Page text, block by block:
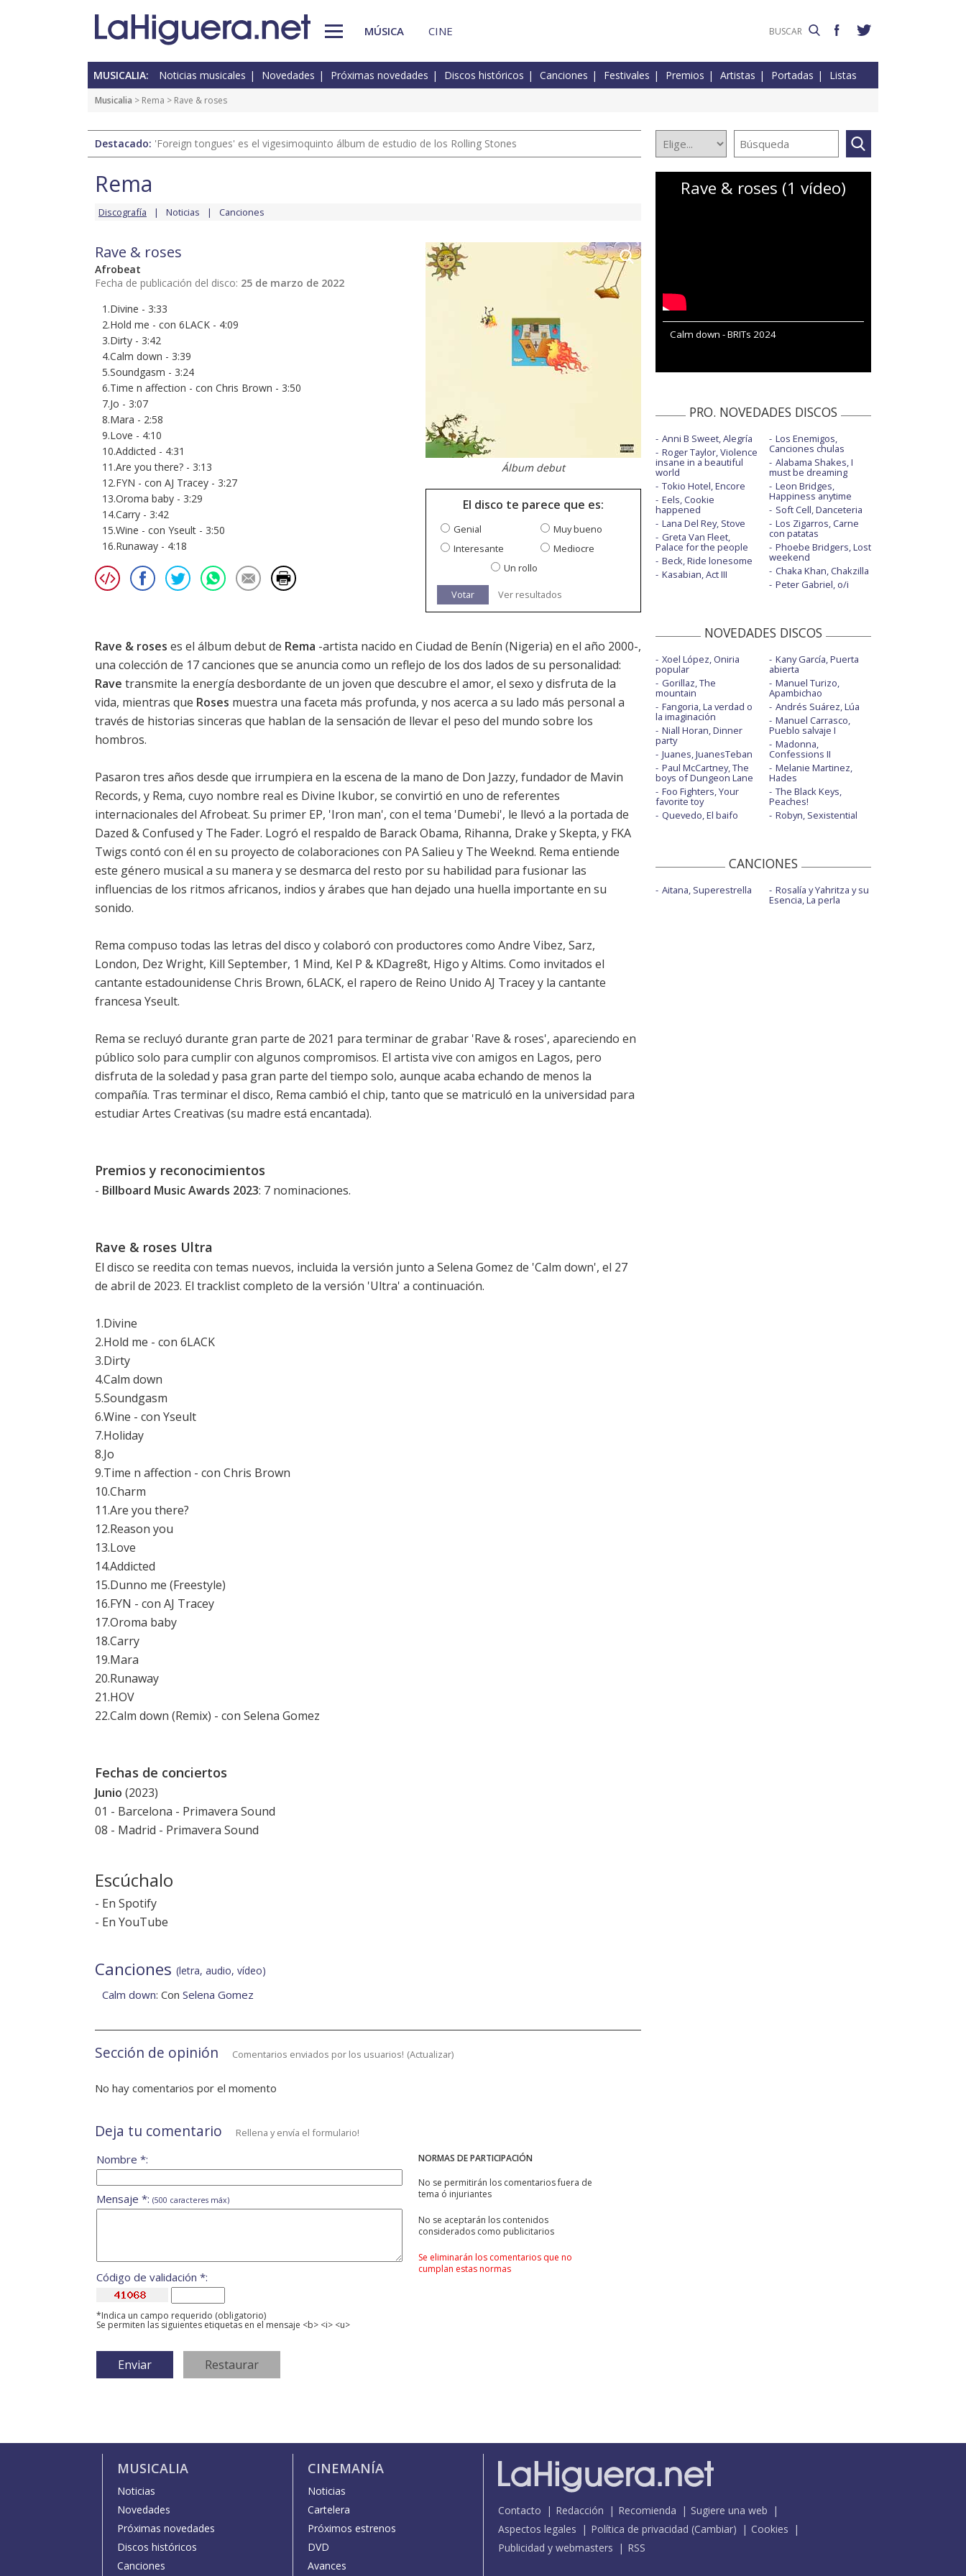
MÚSICA CINE
MUSICALIA: Noticias musicales Novedades Próximas novedades Discos históricos Canciones Festivales Premios Artistas Portadas Listas
Musicalia > Rema > Rave & roses
Destacado: 'Foreign tongues' es el vigesimoquinto álbum de estudio de los Rolling Stones
Rema
Discografía Noticias Canciones
Rave & roses
Afrobeat
Fecha de publicación del disco: 25 de marzo de 2022
1.Divine - 3:33
2.Hold me - con 6LACK - 4:09
3.Dirty - 3:42
4.Calm down - 3:39
5.Soundgasm - 3:24
6.Time n affection - con Chris Brown - 3:50
7.Jo - 3:07
8.Mara - 2:58
9.Love - 4:10
10.Addicted - 4:31
11.Are you there? - 3:13
12.FYN - con AJ Tracey - 3:27
13.Oroma baby - 3:29
14.Carry - 3:42
15.Wine - con Yseult - 3:50
16.Runaway - 4:18
Álbum debut
El disco te parece que es:
Genial
Muy bueno
Interesante
Mediocre
Un rollo
Votar Ver resultados
Rave & roses es el álbum debut de Rema -artista nacido en Ciudad de Benín (Nigeria) en el año 2000-,
una colección de 17 canciones que se anuncia como un reflejo de los dos lados de su personalidad:
Rave transmite la energía desbordante de un joven que descubre el amor, el sexo y disfruta de la
vida, mientras que Roses muestra una faceta más profunda, y nos acerca a su lado más personal a
través de historias sinceras que hablan de la sensación de llevar el peso del mundo sobre los
hombros.
Pasaron tres años desde que irrumpiera en la escena de la mano de Don Jazzy, fundador de Mavin
Records, y Rema, cuyo nombre real es Divine Ikubor, se convirtió en uno de referentes
internacionales del Afrobeat. Su primer EP, 'Iron man', con el tema 'Dumebi', le llevó a la portada de
Dazed & Confused y The Fader. Logró el respaldo de Barack Obama, Rihanna, Drake y Skepta, y FKA
Twigs contó con él en su proyecto de colaboraciones con PA Salieu y The Weeknd. Rema entiende
este género musical a su manera y se desmarca del resto por su habilidad para fusionar las
influencias de los ritmos africanos, indios y árabes que han dejado una huella importante en su
sonido.
Rema compuso todas las letras del disco y colaboró con productores como Andre Vibez, Sarz,
London, Dez Wright, Kill September, 1 Mind, Kel P & KDagre8t, Higo y Altims. Como invitados el
cantante estadounidense Chris Brown, 6LACK, el rapero de Reino Unido AJ Tracey y la cantante
francesa Yseult.
Rema se recluyó durante gran parte de 2021 para terminar de grabar 'Rave & roses', apareciendo en
público solo para cumplir con algunos compromisos. El artista vive con amigos en Lagos, pero
disfruta de la soledad y pasa gran parte del tiempo solo, aunque acaba echando de menos la
compañía. Tras terminar el disco, Rema cambió el chip, tanto que se matriculó en la universidad para
estudiar Artes Creativas (su madre está encantada).
Premios y reconocimientos
- Billboard Music Awards 2023: 7 nominaciones.
Rave & roses Ultra
El disco se reedita con temas nuevos, incluida la versión junto a Selena Gomez de 'Calm down', el 27
de abril de 2023. El tracklist completo de la versión 'Ultra' a continuación.
1.Divine
2.Hold me - con 6LACK
3.Dirty
4.Calm down
5.Soundgasm
6.Wine - con Yseult
7.Holiday
8.Jo
9.Time n affection - con Chris Brown
10.Charm
11.Are you there?
12.Reason you
13.Love
14.Addicted
15.Dunno me (Freestyle)
16.FYN - con AJ Tracey
17.Oroma baby
18.Carry
19.Mara
20.Runaway
21.HOV
22.Calm down (Remix) - con Selena Gomez
Fechas de conciertos
Junio (2023)
01 - Barcelona - Primavera Sound
08 - Madrid - Primavera Sound
Escúchalo
- En Spotify
- En YouTube
Canciones (letra, audio, vídeo)
Calm down: Con Selena Gomez
Sección de opinión Comentarios enviados por los usuarios! (Actualizar)
No hay comentarios por el momento
Deja tu comentario Rellena y envía el formulario!
NORMAS DE PARTICIPACIÓN
No se permitirán los comentarios fuera de
tema ó injuriantes
No se aceptarán los contenidos
considerados como publicitarios
Se eliminarán los comentarios que no
cumplan estas normas
Nombre *:
Mensaje *: (500 caracteres máx)
Código de validación *:
*Indica un campo requerido (obligatorio)
Se permiten las siguientes etiquetas en el mensaje <b> <i> <u>
Rave & roses (1 vídeo)
Calm down - BRITs 2024
PRO. NOVEDADES DISCOS
Anni B Sweet, Alegría
Roger Taylor, Violence
insane in a beautiful
world
Tokio Hotel, Encore
Eels, Cookie
happened
Lana Del Rey, Stove
Greta Van Fleet,
Palace for the people
Beck, Ride lonesome
Kasabian, Act III
Los Enemigos,
Canciones chulas
Alabama Shakes, I
must be dreaming
Leon Bridges,
Happiness anytime
Soft Cell, Danceteria
Los Zigarros, Carne
con patatas
Phoebe Bridgers, Lost
weekend
Chaka Khan, Chakzilla
Peter Gabriel, o/i
NOVEDADES DISCOS
Xoel López, Oniria
popular
Gorillaz, The
mountain
Fangoria, La verdad o
la imaginación
Niall Horan, Dinner
party
Juanes, JuanesTeban
Paul McCartney, The
boys of Dungeon Lane
Foo Fighters, Your
favorite toy
Quevedo, El baifo
Kany García, Puerta
abierta
Manuel Turizo,
Apambichao
Andrés Suárez, Lúa
Manuel Carrasco,
Pueblo salvaje I
Madonna,
Confessions II
Melanie Martinez,
Hades
The Black Keys,
Peaches!
Robyn, Sexistential
CANCIONES
Aitana, Superestrella Rosalía y Yahritza y su
Esencia, La perla
MUSICALIA
Noticias
Novedades
Próximas novedades
Discos históricos
Canciones
CINEMANÍA
Noticias
Cartelera
Próximos estrenos
DVD
Avances
Contacto Redacción Recomienda
Sugiere una web
Aspectos legales
Política de privacidad (Cambiar)
Cookies
Publicidad y webmasters
RSS